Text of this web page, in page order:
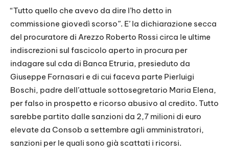
“Tutto quello che avevo da dire l’ho detto in
commissione giovedì scorso”. E’ la dichiarazione secca
del procuratore di Arezzo Roberto Rossi circa le ultime
indiscrezioni sul fascicolo aperto in procura per
indagare sul cda di Banca Etruria, presieduto da
Giuseppe Fornasari e di cui faceva parte Pierluigi
Boschi, padre dell’attuale sottosegretario Maria Elena,
per falso in prospetto e ricorso abusivo al credito. Tutto
sarebbe partito dalle sanzioni da 2,7 milioni di euro
elevate da Consob a settembre agli amministratori,
sanzioni per le quali sono già scattati i ricorsi.